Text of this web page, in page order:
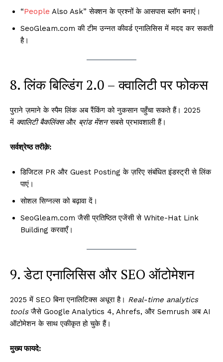
“People Also Ask” सेक्शन के प्रश्नों के आसपास ब्लॉग बनाएं।
SeoGleam.com की टीम उन्नत कीवर्ड एनालिसिस में मदद कर सकती
है।
8. लिंक बिल्डिंग 2.0 – क्वालिटी पर फोकस
पुराने ज़माने के स्पैम लिंक अब रैंकिंग को नुकसान पहुँचा सकते हैं। 2025
में क्वालिटी बैकलिंक्सऔर ब्रांड मेंशनसबसे प्रभावशाली हैं।
सर्वश्रेष्ठ तरीक़े:
डिजिटल PR और Guest Posting के ज़रिए संबंधित इंडस्ट्री से लिंक
पाएं।
सोशल सिग्नल्स को बढ़ावा दें।
SeoGleam.com जैसी प्रतिष्ठित एजेंसी से White-Hat Link
Building करवाएँ।
9. डेटा एनालिसिस और SEO ऑटोमेशन
2025 में SEO बिना एनालिटिक्स अधूरा है। Real-time analytics
toolsजैसे Google Analytics 4, Ahrefs, और Semrush अब AI
ऑटोमेशन के साथ एकीकृत हो चुके हैं।
मुख्य फायदे: